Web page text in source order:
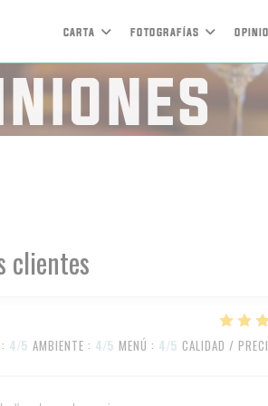
CARTA FOTOGRAFÍAS
clientes
: 4/5 AMBIENTE : 4/5 MENÚ : 4/5 CALIDAD /